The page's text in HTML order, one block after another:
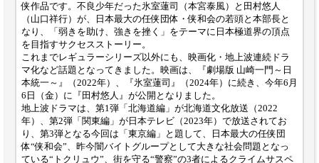
侠作品です。不良少年だった氷室蓮司（本宮泰風）と田村悠人
（山口祥行）が、日本最大の任侠団体・侠和会の若頭と本部長と
なり、「弱きを助け、強きを挫く」をテーマに日本極道界の頂点
を目指すサクセスストーリー。
これまでレギュラーシリーズ以外にも、映画化・地上波連続ドラ
マ化など話題となってきました。映画は、『劇場版 山崎一門～日
本統一～』（2022年）、『氷室蓮司』（2024年）に続き、今年6月
6日（金）に『田村悠人』が公開となりました。
地上波ドラマは、第1弾「北海道編」が北海道文化放送（2022
年）、第2弾「関東編」が日本テレビ（2023年）で放送されてお
り、第3弾となる今回は「東京編」と題して、日本最大の任侠団
体“侠和会”、昨今闇バイトグループとして大きな社会問題となっ
ている“トクリュウ”、街を守る“警察”の3者によるクライムサスペ